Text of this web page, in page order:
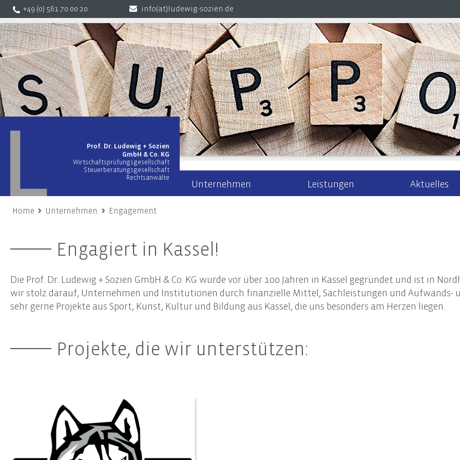
Prof. Dr. Ludewig + Sozien
GmbH & Co. KG
Wirtschaftsprüfungsgesellschaft
Steuerberatungsgesellschaft
Rechtsanwälte
Unternehmen
Team
Engagement
Unsere Mandanten
Leistungen
Prüfung von Jahres- und Konzernabschlüssen
Sonderprüfungen & Testate
Unternehmensbewertung
Gutachten
Risiko- & Compliance-Managementsysteme
Finanzbuchhaltung
Lohn- & Gehaltsbuchhaltung
Tax Compliance
Unternehmensberatung
Finanzierungsberatung
Unternehmensnachfolge
Controlling
Nachhaltigkeitsberatung
Aktuelles
+49 (0) 561 70 00 20 info(at)ludewig-sozien.de
Home Unternehmen Engagement
Engagiert in Kassel!
Die Prof. Dr. Ludewig + Sozien GmbH & Co. KG wurde vor über 100 Jahren in Kassel gegründet und ist in
wir stolz darauf, Unternehmen und Institutionen durch finanzielle Mittel, Sachleistungen und Aufwands-
sehr gerne Projekte aus Sport, Kunst, Kultur und Bildung aus Kassel, die uns besonders am Herzen liegen.
Projekte, die wir unterstützen: